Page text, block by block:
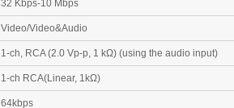
Video/Video&Audio
1-ch, RCA (2.0 Vp-p, 1 kΩ) (using the audio input)
1-ch RCA(Linear, 1kΩ)
64kbps